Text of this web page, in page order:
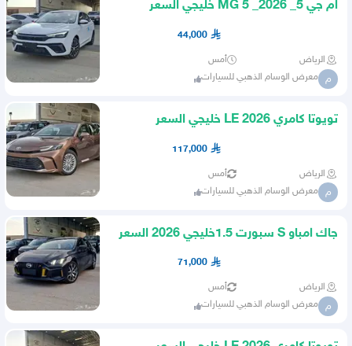
ام جي 5_ MG 5 _2026 خليجي السعر
44,000
الرياض أمس
م معرض الوسام الذهبي للسيارات
تويوتا كامري 2026 LE خليجي السعر
117,000
الرياض أمس
م معرض الوسام الذهبي للسيارات
جاك امباو S سبورت 1.5خليجي 2026 السعر
71,000
الرياض أمس
م معرض الوسام الذهبي للسيارات